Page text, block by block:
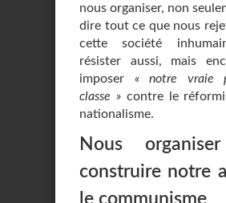
nous organiser, non
dire tout ce que nous
cette société
résister aussi, mais
imposer « notre vraie
classe » contre le
nationalisme.
Nous
construire notre
le communisme